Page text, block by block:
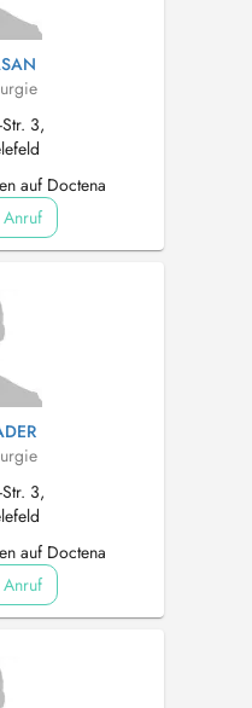
3,
auf Doctena
3,
auf Doctena